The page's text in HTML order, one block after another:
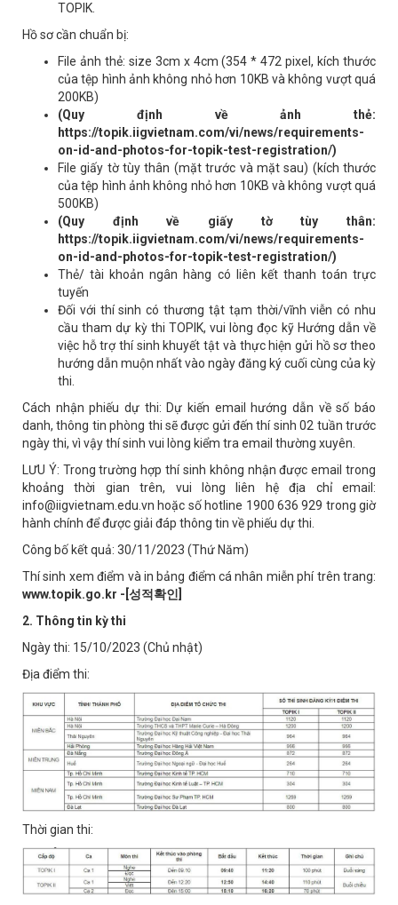
TOPIK.
Hồ sơ cần chuẩn bị:
File ảnh thẻ: size 3cm x 4cm (354 * 472 pixel, kích thước
của tệp hình ảnh không nhỏ hơn 10KB và không vượt quá
200KB)
(Quy định về ảnh thẻ:
https://topik.iigvietnam.com/vi/news/requirements-
on-id-and-photos-for-topik-test-registration/)
File giấy tờ tùy thân (mặt trước và mặt sau) (kích thước
của tệp hình ảnh không nhỏ hơn 10KB và không vượt quá
500KB)
(Quy định về giấy tờ tùy thân:
https://topik.iigvietnam.com/vi/news/requirements-
on-id-and-photos-for-topik-test-registration/)
Thẻ/ tài khoản ngân hàng có liên kết thanh toán trực
tuyến
Đối với thí sinh có thương tật tạm thời/vĩnh viễn có nhu
cầu tham dự kỳ thi TOPIK, vui lòng đọc kỹ Hướng dẫn về
việc hỗ trợ thí sinh khuyết tật và thực hiện gửi hồ sơ theo
hướng dẫn muộn nhất vào ngày đăng ký cuối cùng của kỳ
thi.
Cách nhận phiếu dự thi: Dự kiến email hướng dẫn về số báo
danh, thông tin phòng thi sẽ được gửi đến thí sinh 02 tuần trước
ngày thi, vì vậy thí sinh vui lòng kiểm tra email thường xuyên.
LƯU Ý: Trong trường hợp thí sinh không nhận được email trong
khoảng thời gian trên, vui lòng liên hệ địa chỉ email:
info@iigvietnam.edu.vn hoặc số hotline 1900 636 929 trong giờ
hành chính để được giải đáp thông tin về phiếu dự thi.
Công bố kết quả: 30/11/2023 (Thứ Năm)
Thí sinh xem điểm và in bảng điểm cá nhân miễn phí trên trang:
www.topik.go.kr -[성적확인]
2. Thông tin kỳ thi
Ngày thi: 15/10/2023 (Chủ nhật)
Địa điểm thi:
Thời gian thi: